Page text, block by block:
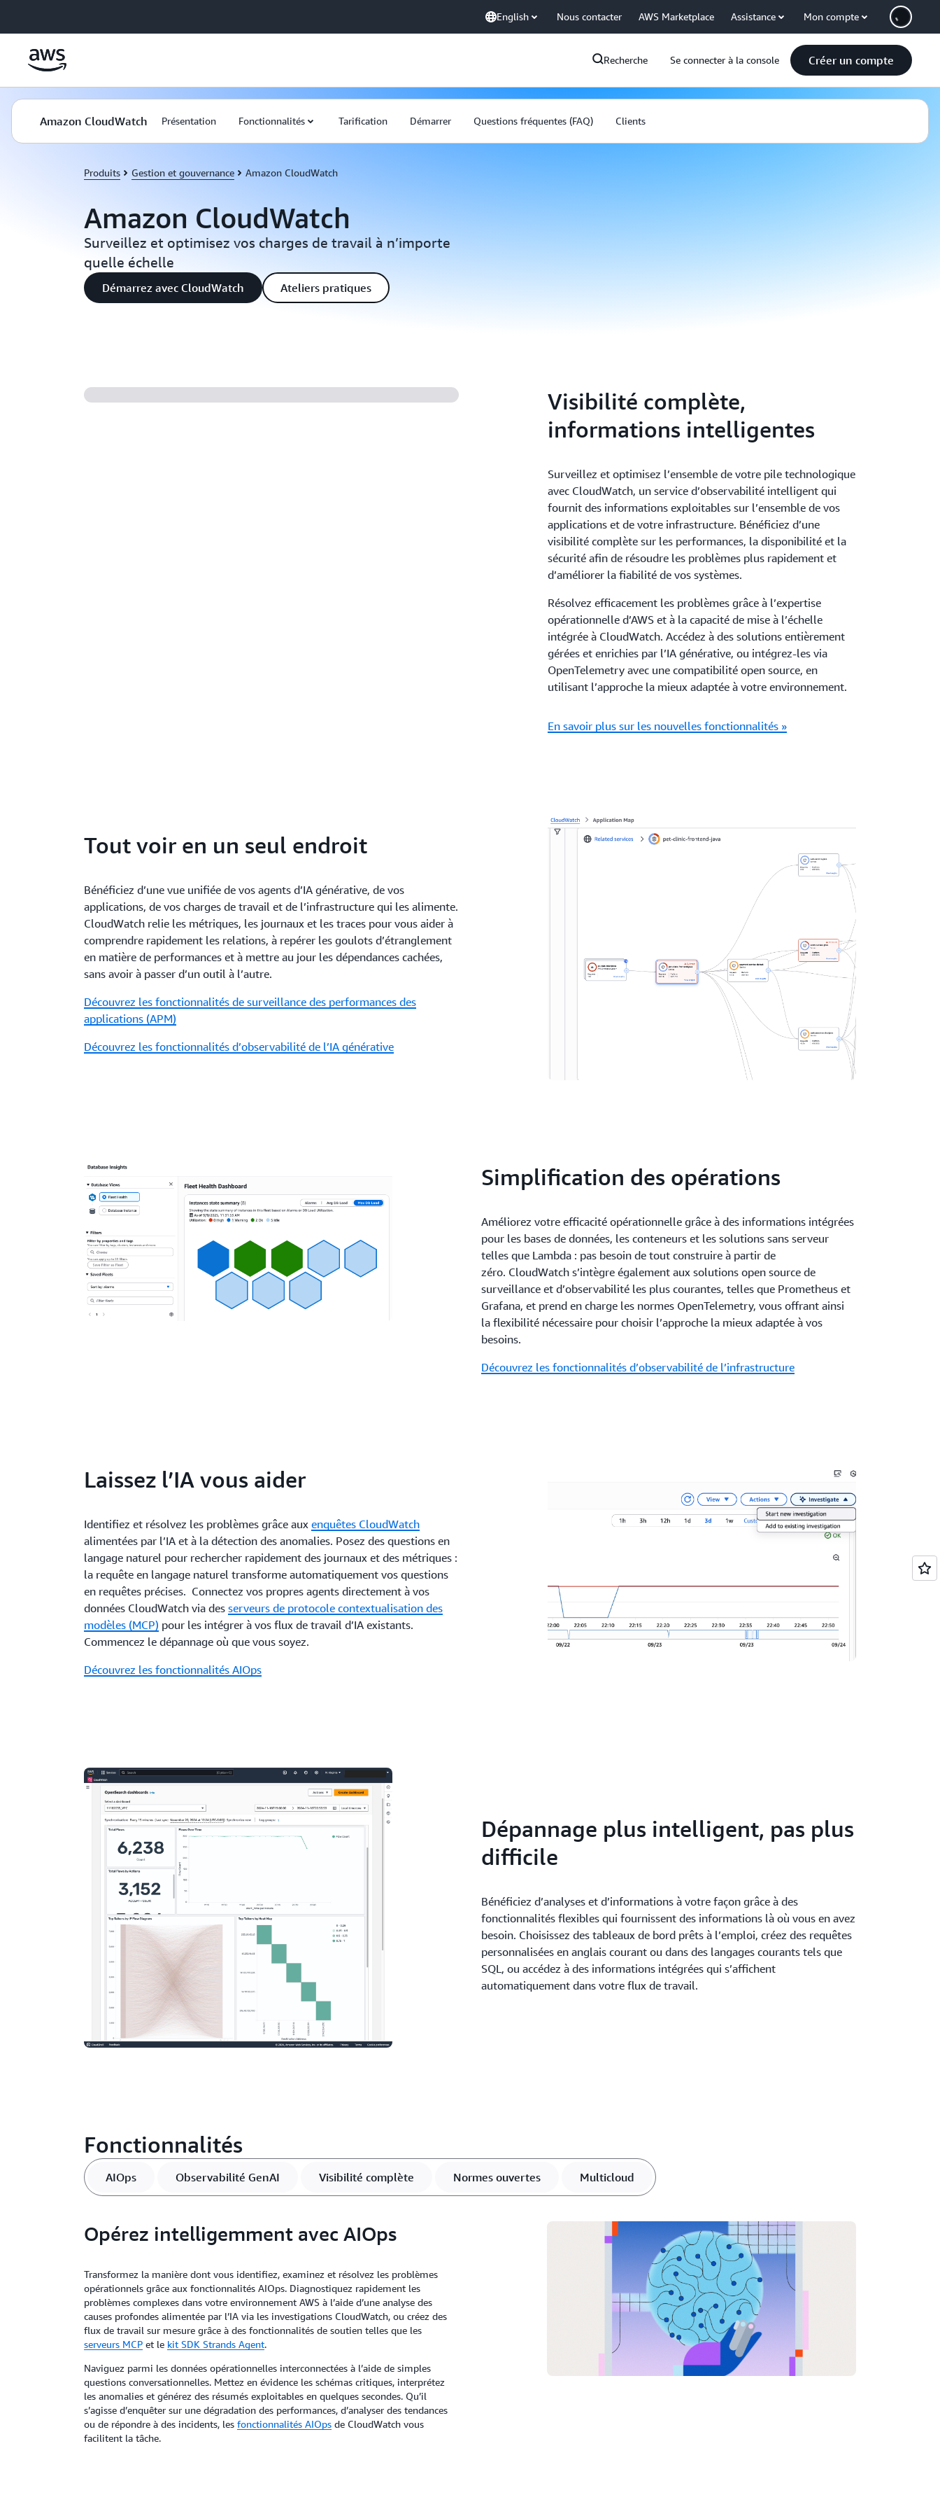
English Nous contacter AWS Marketplace Assistance Mon compte
Recherche Se connecter à la console Créer un compte
Amazon CloudWatch Présentation Fonctionnalités Tarification Démarrer Questions fréquentes (FAQ) Clients
Produits Gestion et gouvernance Amazon CloudWatch
Amazon CloudWatch
Surveillez et optimisez vos charges de travail à n’importe
quelle échelle
Démarrez avec CloudWatch Ateliers pratiques
Visibilité complète,
informations intelligentes
Surveillez et optimisez l’ensemble de votre pile technologique
avec CloudWatch, un service d’observabilité intelligent qui
fournit des informations exploitables sur l’ensemble de vos
applications et de votre infrastructure. Bénéficiez d’une
visibilité complète sur les performances, la disponibilité et la
sécurité afin de résoudre les problèmes plus rapidement et
d’améliorer la fiabilité de vos systèmes.
Résolvez efficacement les problèmes grâce à l’expertise
opérationnelle d’AWS et à la capacité de mise à l’échelle
intégrée à CloudWatch. Accédez à des solutions entièrement
gérées et enrichies par l’IA générative, ou intégrez-les via
OpenTelemetry avec une compatibilité open source, en
utilisant l’approche la mieux adaptée à votre environnement.
En savoir plus sur les nouvelles fonctionnalités »
Tout voir en un seul endroit
Bénéficiez d’une vue unifiée de vos agents d’IA générative, de vos
applications, de vos charges de travail et de l’infrastructure qui les alimente.
CloudWatch relie les métriques, les journaux et les traces pour vous aider à
comprendre rapidement les relations, à repérer les goulots d’étranglement
en matière de performances et à mettre au jour les dépendances cachées,
sans avoir à passer d’un outil à l’autre.
Découvrez les fonctionnalités de surveillance des performances des
applications (APM)
Découvrez les fonctionnalités d’observabilité de l’IA générative
Simplification des opérations
Améliorez votre efficacité opérationnelle grâce à des informations intégrées
pour les bases de données, les conteneurs et les solutions sans serveur
telles que Lambda : pas besoin de tout construire à partir de
zéro. CloudWatch s’intègre également aux solutions open source de
surveillance et d’observabilité les plus courantes, telles que Prometheus et
Grafana, et prend en charge les normes OpenTelemetry, vous offrant ainsi
la flexibilité nécessaire pour choisir l’approche la mieux adaptée à vos
besoins.
Découvrez les fonctionnalités d’observabilité de l’infrastructure
Laissez l’IA vous aider
Identifiez et résolvez les problèmes grâce auxenquêtes CloudWatch
alimentées par l’IA et à la détection des anomalies. Posez des questions en
langage naturel pour rechercher rapidement des journaux et des métriques :
la requête en langage naturel transforme automatiquement vos questions
en requêtes précises. Connectez vos propres agents directement à vos
données CloudWatch via desserveurs de protocole contextualisation des
modèles (MCP) pour les intégrer à vos flux de travail d’IA existants.
Commencez le dépannage où que vous soyez.
Découvrez les fonctionnalités AIOps
Dépannage plus intelligent, pas plus
difficile
Bénéficiez d’analyses et d’informations à votre façon grâce à des
fonctionnalités flexibles qui fournissent des informations là où vous en avez
besoin. Choisissez des tableaux de bord prêts à l’emploi, créez des requêtes
personnalisées en anglais courant ou dans des langages courants tels que
SQL, ou accédez à des informations intégrées qui s’affichent
automatiquement dans votre flux de travail.
Fonctionnalités
AIOps Observabilité GenAI Visibilité complète Normes ouvertes Multicloud
Opérez intelligemment avec AIOps
Transformez la manière dont vous identifiez, examinez et résolvez les problèmes
opérationnels grâce aux fonctionnalités AIOps. Diagnostiquez rapidement les
problèmes complexes dans votre environnement AWS à l’aide d’une analyse des
causes profondes alimentée par l’IA via les investigations CloudWatch, ou créez des
flux de travail sur mesure grâce à des fonctionnalités de soutien telles que les
serveurs MCP et le kit SDK Strands Agent.
Naviguez parmi les données opérationnelles interconnectées à l’aide de simples
questions conversationnelles. Mettez en évidence les schémas critiques, interprétez
les anomalies et générez des résumés exploitables en quelques secondes. Qu’il
s’agisse d’enquêter sur une dégradation des performances, d’analyser des tendances
ou de répondre à des incidents, les fonctionnalités AIOps de CloudWatch vous
facilitent la tâche.